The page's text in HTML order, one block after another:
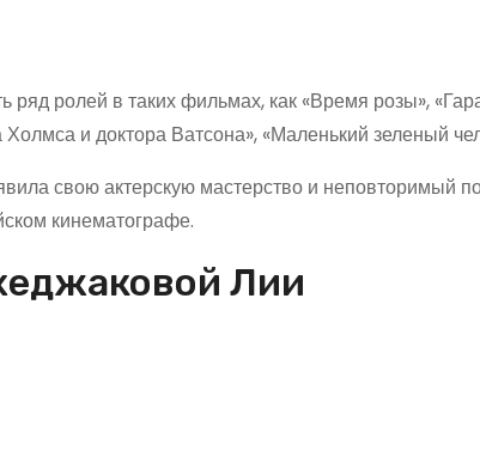
ролей в таких фильмах, как «Время розы»,
и доктора Ватсона», «Маленький зеленый
свою актерскую мастерство и неповторимый
кинематографе.
Лии